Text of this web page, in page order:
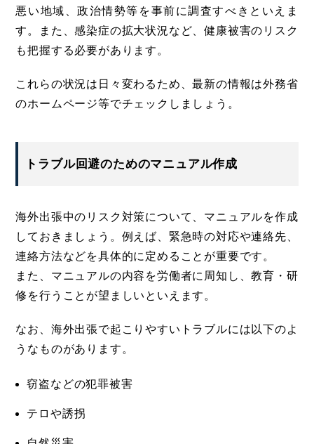
悪い地域、政治情勢等を事前に調査すべきといえま
す。また、感染症の拡大状況など、健康被害のリスク
も把握する必要があります。
これらの状況は日々変わるため、最新の情報は外務省
のホームページ等でチェックしましょう。
トラブル回避のためのマニュアル作成
海外出張中のリスク対策について、マニュアルを作成
しておきましょう。例えば、緊急時の対応や連絡先、
連絡方法などを具体的に定めることが重要です。
また、マニュアルの内容を労働者に周知し、教育・研
修を行うことが望ましいといえます。
なお、海外出張で起こりやすいトラブルには以下のよ
うなものがあります。
窃盗などの犯罪被害
テロや誘拐